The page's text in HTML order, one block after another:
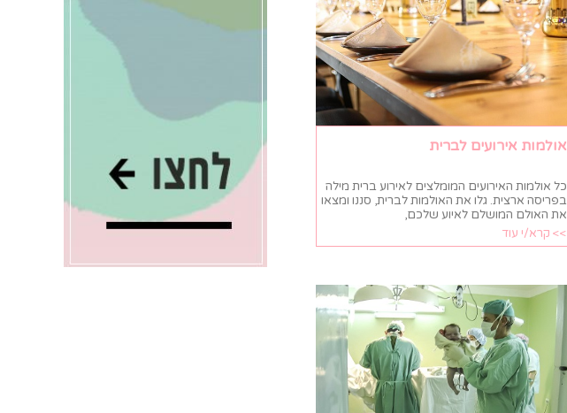
אולמות אירועים לברית
כל אולמות האירועים המומלצים לאירוע ברית מילה
בפריסה ארצית. גלו את האולמות לברית, סננו ומצאו
את האולם המושלם לאיוע שלכם,
>> קרא/י עוד